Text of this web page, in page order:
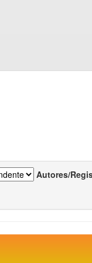
Autores/